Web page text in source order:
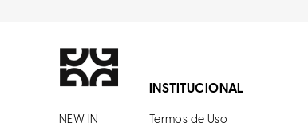
NEW IN
INSTITUCIONAL
Termos de Uso